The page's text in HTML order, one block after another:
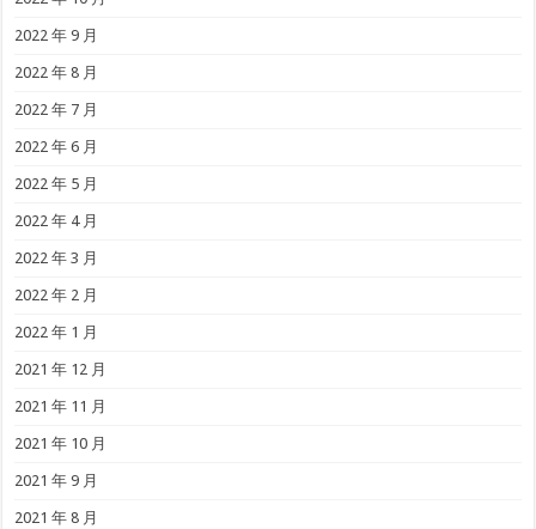
2022 年 9 月
2022 年 8 月
2022 年 7 月
2022 年 6 月
2022 年 5 月
2022 年 4 月
2022 年 3 月
2022 年 2 月
2022 年 1 月
2021 年 12 月
2021 年 11 月
2021 年 10 月
2021 年 9 月
2021 年 8 月